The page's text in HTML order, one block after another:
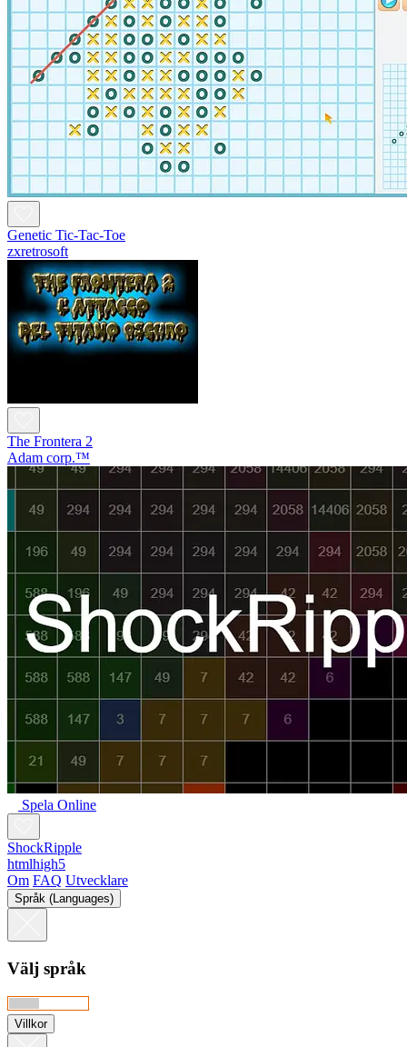
Genetic Tic-Tac-Toe
zxretrosoft
The Frontera 2
Adam corp.™
Spela Online
ShockRipple
htmlhigh5
Om FAQ Utvecklare
Språk (Languages)
Välj språk
Villkor